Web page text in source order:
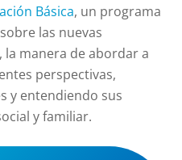
Básica, un programa
las nuevas
la manera de abordar a
perspectivas,
y entendiendo sus
y familiar.